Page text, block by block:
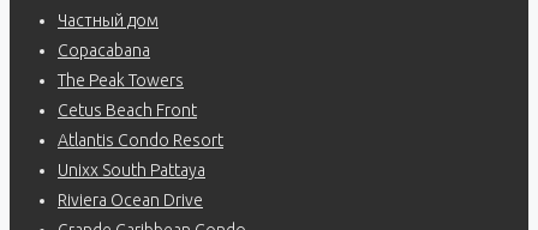
Частный дом
Copacabana
The Peak Towers
Cetus Beach Front
Atlantis Condo Resort
Unixx South Pattaya
Riviera Ocean Drive